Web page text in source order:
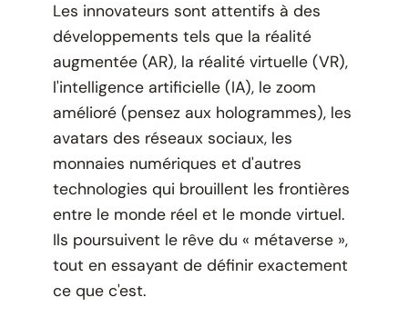
Les innovateurs sont attentifs à des
développements tels que la réalité
augmentée (AR), la réalité virtuelle (VR),
l'intelligence artificielle (IA), le zoom
amélioré (pensez aux hologrammes), les
avatars des réseaux sociaux, les
monnaies numériques et d'autres
technologies qui brouillent les frontières
entre le monde réel et le monde virtuel.
Ils poursuivent le rêve du « métaverse »,
tout en essayant de définir exactement
ce que c'est.